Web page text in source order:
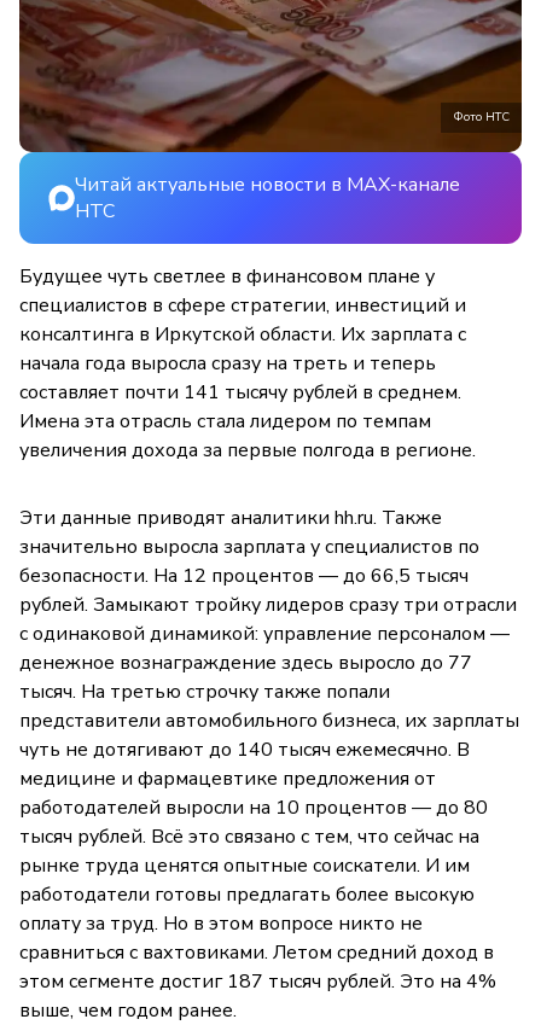
Фото НТС
Читай актуальные новости в MAX-канале
НТС
Будущее чуть светлее в финансовом плане у
специалистов в сфере стратегии, инвестиций и
консалтинга в Иркутской области. Их зарплата с
начала года выросла сразу на треть и теперь
составляет почти 141 тысячу рублей в среднем.
Имена эта отрасль стала лидером по темпам
увеличения дохода за первые полгода в регионе.
Эти данные приводят аналитики hh.ru. Также
значительно выросла зарплата у специалистов по
безопасности. На 12 процентов — до 66,5 тысяч
рублей. Замыкают тройку лидеров сразу три отрасли
с одинаковой динамикой: управление персоналом —
денежное вознаграждение здесь выросло до 77
тысяч. На третью строчку также попали
представители автомобильного бизнеса, их зарплаты
чуть не дотягивают до 140 тысяч ежемесячно. В
медицине и фармацевтике предложения от
работодателей выросли на 10 процентов — до 80
тысяч рублей. Всё это связано с тем, что сейчас на
рынке труда ценятся опытные соискатели. И им
работодатели готовы предлагать более высокую
оплату за труд. Но в этом вопросе никто не
сравниться с вахтовиками. Летом средний доход в
этом сегменте достиг 187 тысяч рублей. Это на 4%
выше, чем годом ранее.